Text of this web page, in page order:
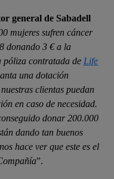
general de Sabadell
mujeres sufren cáncer
donando 3 € a la
póliza contratada de Life
una dotación
clientas puedan
en caso de necesidad.
donar 200.000
dando tan buenos
hace ver que este es el
”.